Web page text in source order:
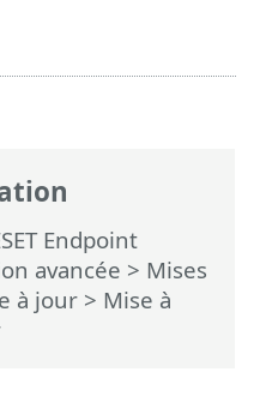
Endpoint
avancée > Mises
à jour > Mise à